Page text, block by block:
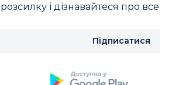
і дізнавайтеся про все
Підписатися